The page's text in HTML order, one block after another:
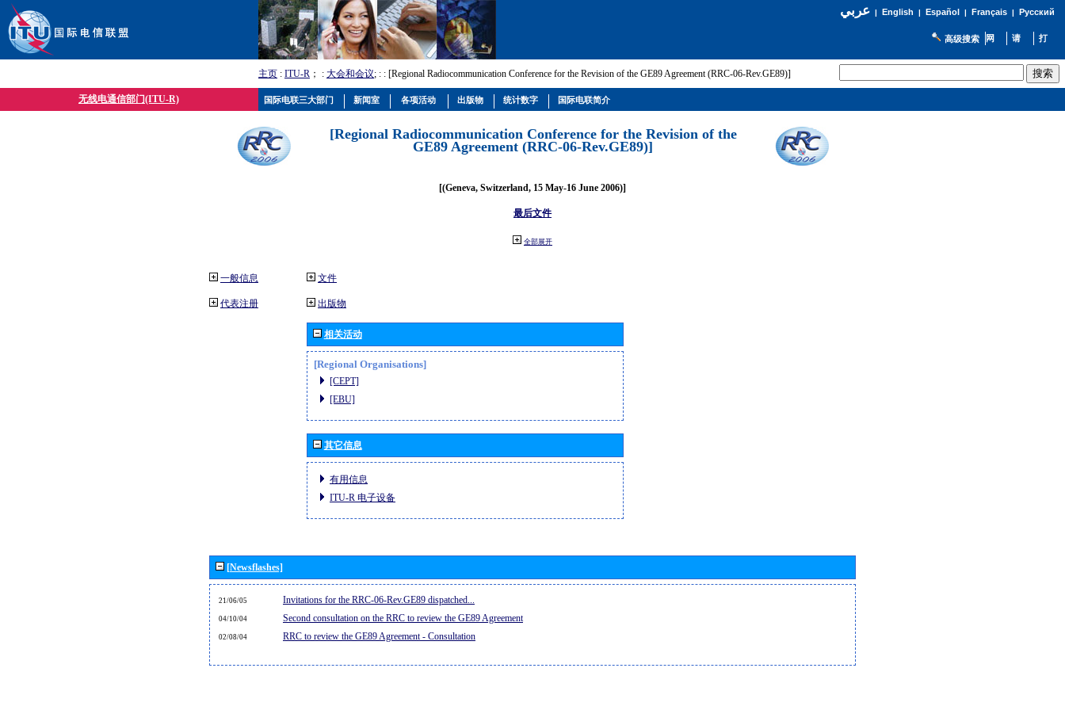
عربي| English | Español | Français| Русский
高级搜索
主页 : ITU-R ； : 大会和会议; : : [Regional Radiocommunication Conference for the Revision of the GE89 Agreement (RRC-06-Rev.GE89)]
无线电通信部门(ITU-R)
[Regional Radiocommunication Conference for the Revision of the
GE89 Agreement (RRC-06-Rev.GE89)]
[(Geneva, Switzerland, 15 May-16 June 2006)]
最后文件
全部展开
一般信息
代表注册
文件
出版物
相关活动
[Regional Organisations]
[CEPT]
[EBU]
其它信息
有用信息
ITU-R 电子设备
[Newsflashes]
21/06/05 Invitations for the RRC-06-Rev.GE89 dispatched...
04/10/04 Second consultation on the RRC to review the GE89 Agreement
02/08/04 RRC to review the GE89 Agreement - Consultation
国际电联三大部门 新闻室 各项活动 出版物 统计数字 国际电联简介